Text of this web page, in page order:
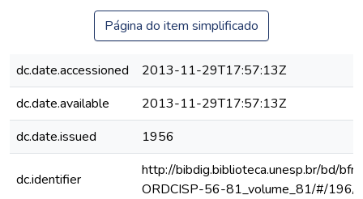
Página do item simplificado
dc.date.accessioned
2013-11-29T17:57:13Z
dc.date.available
2013-11-29T17:57:13Z
dc.date.issued
1956
dc.identifier
http://bibdig.biblioteca.unesp.br/bd/
ORDCISP-56-81_volume_81/#/196/